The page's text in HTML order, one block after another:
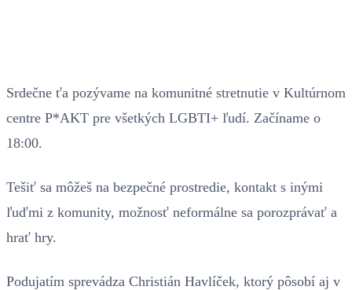
Srdečne ťa pozývame na komunitné stretnutie v Kultúrnom
centre P*AKT pre všetkých LGBTI+ ľudí. Začíname o
18:00.
Tešiť sa môžeš na bezpečné prostredie, kontakt s inými
ľuďmi z komunity, možnosť neformálne sa porozprávať a
hrať hry.
Podujatím sprevádza Christián Havlíček, ktorý pôsobí aj v